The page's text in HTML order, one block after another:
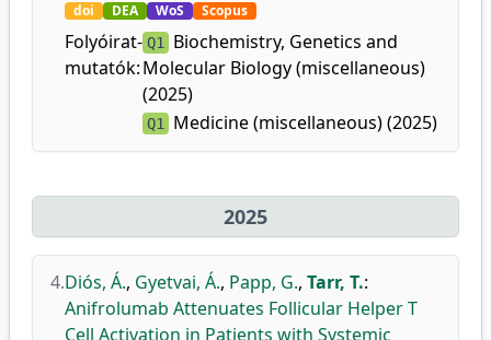
doi DEA WoS Scopus
Folyóirat-
mutatók:
Q1
Biochemistry, Genetics and
Molecular Biology (miscellaneous)
(2025)
Q1 Medicine (miscellaneous) (2025)
2025
4.Diós, Á., Gyetvai, Á., Papp, G., Tarr, T.:
Anifrolumab Attenuates Follicular Helper T
Cell Activation in Patients with Systemic